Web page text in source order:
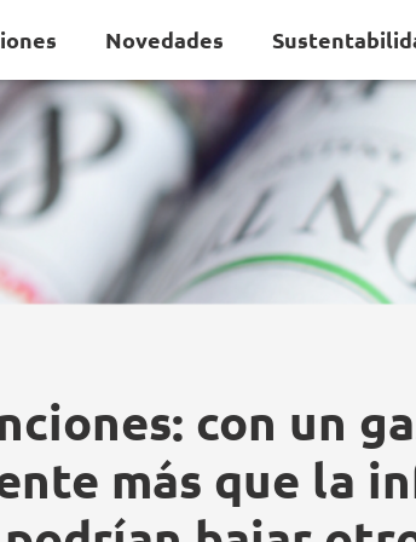
Novedades
con un
más que la